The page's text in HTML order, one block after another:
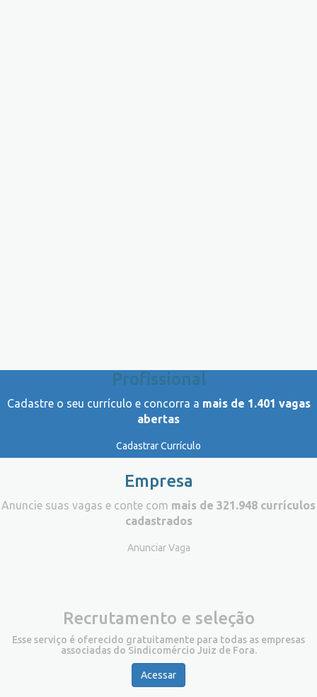
Profissional
Cadastre o seu currículo e concorra a mais de 1.401 vagas
abertas
Cadastrar Currículo
Empresa
Anuncie suas vagas e conte com mais de 321.948 currículos
cadastrados
Anunciar Vaga
Recrutamento e seleção
Esse serviço é oferecido gratuitamente para todas as empresas
associadas do Sindicomércio Juiz de Fora.
Acessar